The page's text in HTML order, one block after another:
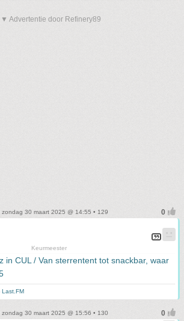
▼ Advertentie door Refinery89
zondag 30 maart 2025 @ 14:55 • 129
Keurmeester
in CUL / Van sterrentent tot snackbar, waar
Last.FM
zondag 30 maart 2025 @ 15:56 • 130